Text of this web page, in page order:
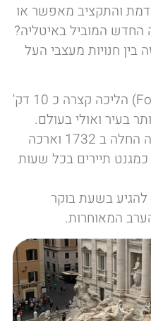
והתקציב מאפשר או
החדש המוביל באיטליה?
בין חנויות מעצבי העל
(Fontana di Trevi) הליכה קצרה כ 10 דק'
בעיר ואולי בעולם.
המזרקה הציורית הזו שהקמתה החלה ב 1732 וארכה
כמגנט תיירים בכל שעות
להגיע בשעת בוקר
המאוחרות.